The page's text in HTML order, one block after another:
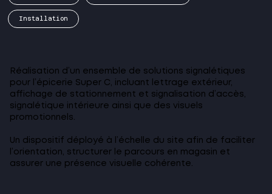
Installation
Réalisation d’un ensemble de solutions signalétiques
pour l’épicerie Super C, incluant lettrage extérieur,
affichage de stationnement et signalisation d’accès,
signalétique intérieure ainsi que des visuels
promotionnels.
Un dispositif déployé à l’échelle du site afin de faciliter
l’orientation, structurer le parcours en magasin et
assurer une présence visuelle cohérente.